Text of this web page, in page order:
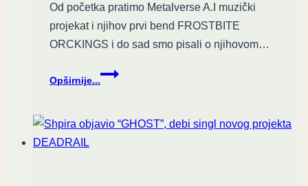
Od početka pratimo Metalverse A.I muzički
projekat i njihov prvi bend FROSTBITE
ORCKINGS i do sad smo pisali o njihovom…
Opširnije...
A.I.
band
ORCKINGS